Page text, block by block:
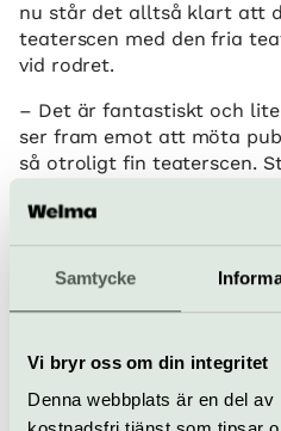
Samtycke
Vi bryr oss om din integritet
Denna webbplats är en del
nu står det alltså klart att
teaterscen med den fria
vid rodret.
– Det är fantastiskt och
ser fram emot att möta
så otroligt fin teaterscen.
stället för att de stängs
Ö2scenkonst brinner för
bevara scenrum och möta
med kultur, säger Teresia
Stockholm
scenrum och